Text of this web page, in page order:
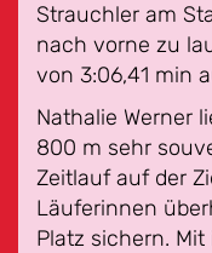
Strauchler am
nach vorne zu
von 3:06,41 min
Nathalie Werner
800 m sehr
Zeitlauf auf der
Läuferinnen
Platz sichern.